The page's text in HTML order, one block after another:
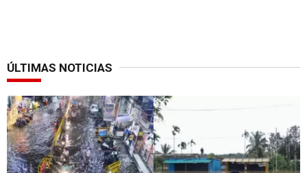
ÚLTIMAS NOTICIAS